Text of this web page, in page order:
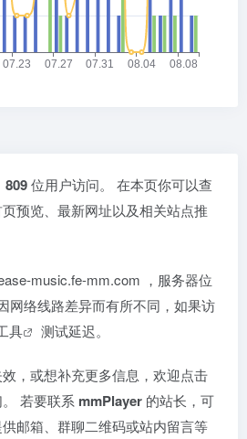
809位用户访问。 在本页你可以查
预览、最新网址以及相关站点推
music.fe-mm.com ，服务器位
网络线路差异而有所不同，如果访
具 测试延迟。
，或想补充更多信息，欢迎点击
。 若要联系 mmPlayer 的站长，可
邮箱、群聊二维码或站内留言等